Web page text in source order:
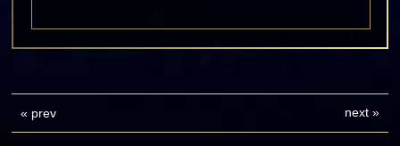
« prev next»